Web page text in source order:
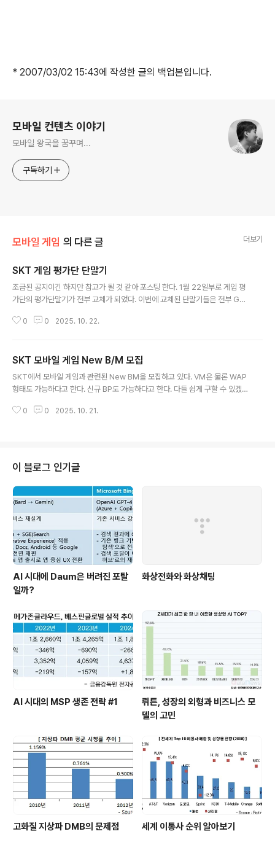
* 2007/03/02 15:43에 작성한 글의 백업본입니다.
모바일 컨텐츠 이야기
모바일 왕국을 꿈꾸며...
구독하기
모바일 게임 의 다른 글 더보기
SKT 게임 평가단 단말기
조금된 공지이긴 하지만 참고가 될 것 같아 포스팅 한다. 1월 22일부로 게임 평
가단의 평가단말기가 전부 교체가 되었다. 이번에 교체된 단말기들은 전부 GX
가단 단말기는 6종으로 통일되었다. 단말기의 목록은 아래와 같다. SCH-B41
추가적으로 SCH-B250의 경우 사업팀 담당자들이 사용하고 있는 폰이기에
이폰 또한 지원하셔야 한다. 희안하게 모두 삼성폰인게 좀 그렇긴 하다만... 스펙
들이 상향 조정이 되면서 속도 문제에서 약간 이득을 볼 듯 하다. *..
0 0 2025. 10. 22.
SKT 모바일 게임 New B/M 모집
SKT에서 모바일 게임과 관련된 New BM을 모집하고 있다. VM은 물론 WAP
형태도 가능하다고 한다. 신규 BP도 가능하다고 한다. 다들 쉽게 구할 수 있겠
한 각도에서의 모바일 게임 모델과 게임성도 같이 필요하다는 것은 당연하다고
만들어봐야 그 사람들 이해 못한다. 거창한 것보다는 Simple 하면서 적용이 쉬
운 것이 좋을 것이다. Add-On 형태의 외장 Device는 절대 꿈도 꾸..
0 0 2025. 10. 21.
이 블로그 인기글
AI 시대에 Daum은 버려진 포탈
일까?
화상전화와 화상채팅
AI 시대의 MSP 생존 전략 #1
뤼튼, 성장의 외형과 비즈니스 모
델의 고민
고화질 지상파 DMB의 문제점 세계 이통사 순위 알아보기